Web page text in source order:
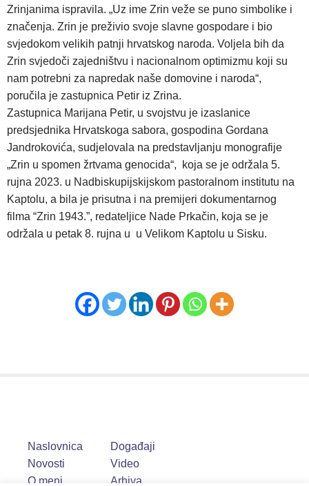
Zrinjanima ispravila. „Uz ime Zrin veže se puno simbolike i
značenja. Zrin je preživio svoje slavne gospodare i bio
svjedokom velikih patnji hrvatskog naroda. Voljela bih da
Zrin svjedoči zajedništvu i nacionalnom optimizmu koji su
nam potrebni za napredak naše domovine i naroda“,
poručila je zastupnica Petir iz Zrina.
Zastupnica Marijana Petir, u svojstvu je izaslanice
predsjednika Hrvatskoga sabora, gospodina Gordana
Jandrokovića, sudjelovala na predstavljanju monografije
„Zrin u spomen žrtvama genocida“, koja se je održala 5.
rujna 2023. u Nadbiskupijskijskom pastoralnom institutu na
Kaptolu, a bila je prisutna i na premijeri dokumentarnog
filma “Zrin 1943.”, redateljice Nade Prkačin, koja se je
održala u petak 8. rujna u u Velikom Kaptolu u Sisku.
Naslovnica
Novosti
O meni
Događaji
Video
Arhiva